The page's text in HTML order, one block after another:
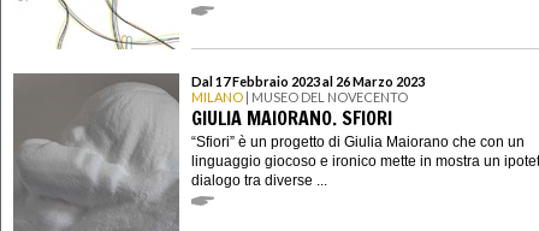
Dal 17 Febbraio 2023 al 26 Marzo 2023
MILANO | MUSEO DEL NOVECENTO
GIULIA MAIORANO. SFIORI
“Sfiori” è un progetto di Giulia Maiorano che con un
linguaggio giocoso e ironico mette in mostra un
dialogo tra diverse ...